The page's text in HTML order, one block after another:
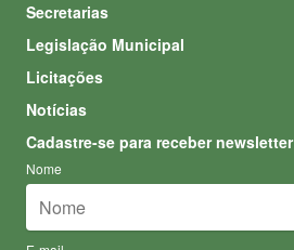
Secretarias
Legislação Municipal
Licitações
Notícias
Cadastre-se para receber newsletter
Nome